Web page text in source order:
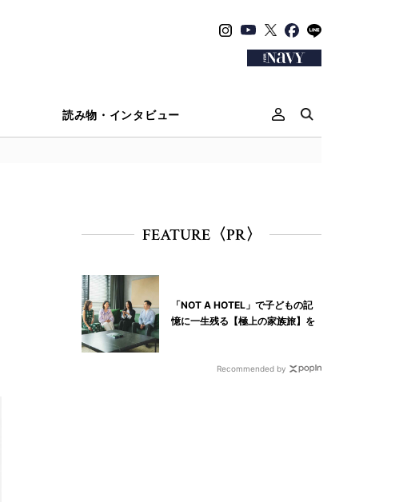
読み物・インタビュー
FEATURE〈PR〉
「NOT A HOTEL」で子どもの記
憶に一生残る【極上の家族旅】を
Recommended by